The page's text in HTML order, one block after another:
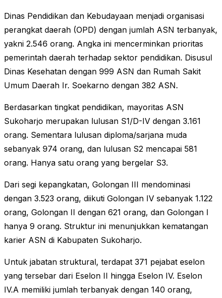
Dinas Pendidikan dan Kebudayaan menjadi organisasi
perangkat daerah (OPD) dengan jumlah ASN terbanyak,
yakni 2.546 orang. Angka ini mencerminkan prioritas
pemerintah daerah terhadap sektor pendidikan. Disusul
Dinas Kesehatan dengan 999 ASN dan Rumah Sakit
Umum Daerah Ir. Soekarno dengan 382 ASN.
Berdasarkan tingkat pendidikan, mayoritas ASN
Sukoharjo merupakan lulusan S1/D-IV dengan 3.161
orang. Sementara lulusan diploma/sarjana muda
sebanyak 974 orang, dan lulusan S2 mencapai 581
orang. Hanya satu orang yang bergelar S3.
Dari segi kepangkatan, Golongan III mendominasi
dengan 3.523 orang, diikuti Golongan IV sebanyak 1.122
orang, Golongan II dengan 621 orang, dan Golongan I
hanya 9 orang. Struktur ini menunjukkan kematangan
karier ASN di Kabupaten Sukoharjo.
Untuk jabatan struktural, terdapat 371 pejabat eselon
yang tersebar dari Eselon II hingga Eselon IV. Eselon
IV.A memiliki jumlah terbanyak dengan 140 orang,